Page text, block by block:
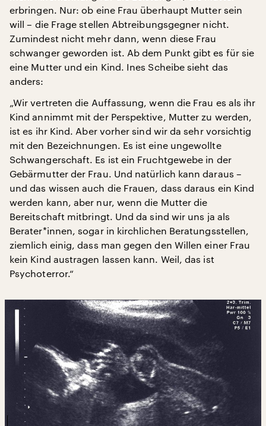
erbringen. Nur: ob eine Frau überhaupt Mutter sein
will – die Frage stellen Abtreibungsgegner nicht.
Zumindest nicht mehr dann, wenn diese Frau
schwanger geworden ist. Ab dem Punkt gibt es für sie
eine Mutter und ein Kind. Ines Scheibe sieht das
anders:
„Wir vertreten die Auffassung, wenn die Frau es als ihr
Kind annimmt mit der Perspektive, Mutter zu werden,
ist es ihr Kind. Aber vorher sind wir da sehr vorsichtig
mit den Bezeichnungen. Es ist eine ungewollte
Schwangerschaft. Es ist ein Fruchtgewebe in der
Gebärmutter der Frau. Und natürlich kann daraus –
und das wissen auch die Frauen, dass daraus ein Kind
werden kann, aber nur, wenn die Mutter die
Bereitschaft mitbringt. Und da sind wir uns ja als
Berater*innen, sogar in kirchlichen Beratungsstellen,
ziemlich einig, dass man gegen den Willen einer Frau
kein Kind austragen lassen kann. Weil, das ist
Psychoterror.“